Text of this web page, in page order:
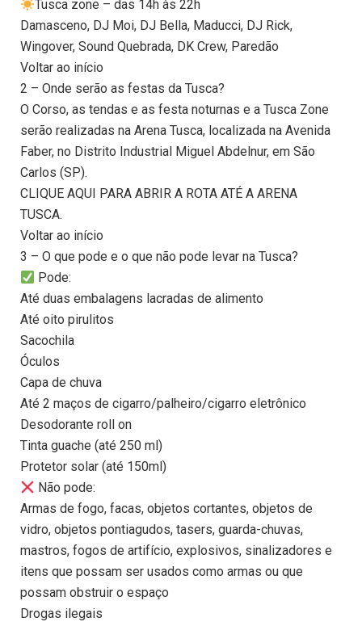
Tusca zone – das 14h às 22h
Damasceno, DJ Moi, DJ Bella, Maducci, DJ Rick,
Wingover, Sound Quebrada, DK Crew, Paredão
Voltar ao início
2 – Onde serão as festas da Tusca?
O Corso, as tendas e as festa noturnas e a Tusca Zone
serão realizadas na Arena Tusca, localizada na Avenida
Faber, no Distrito Industrial Miguel Abdelnur, em São
Carlos (SP).
CLIQUE AQUI PARA ABRIR A ROTA ATÉ A ARENA
TUSCA.
Voltar ao início
3 – O que pode e o que não pode levar na Tusca?
Pode:
Até duas embalagens lacradas de alimento
Até oito pirulitos
Sacochila
Óculos
Capa de chuva
Até 2 maços de cigarro/palheiro/cigarro eletrônico
Desodorante roll on
Tinta guache (até 250 ml)
Protetor solar (até 150ml)
Não pode:
Armas de fogo, facas, objetos cortantes, objetos de
vidro, objetos pontiagudos, tasers, guarda-chuvas,
mastros, fogos de artifício, explosivos, sinalizadores e
itens que possam ser usados como armas ou que
possam obstruir o espaço
Drogas ilegais